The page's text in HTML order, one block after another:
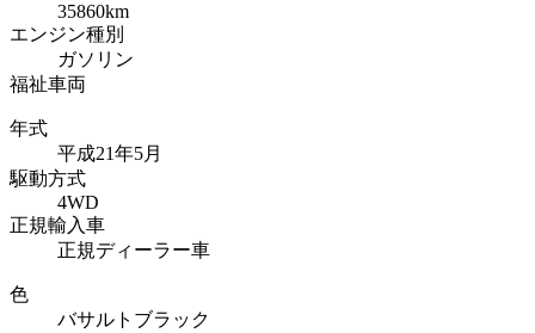
35860km
エンジン種別
ガソリン
福祉車両
年式
平成21年5月
駆動方式
4WD
正規輸入車
正規ディーラー車
色
バサルトブラック